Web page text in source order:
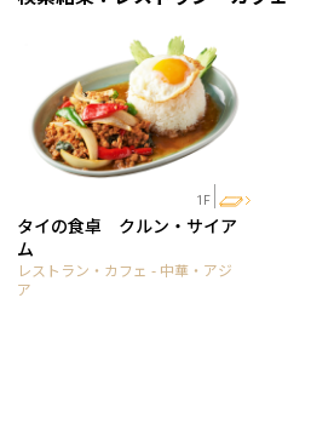
1F
タイの食卓 クルン・サイア
ム
レストラン・カフェ - 中華・アジ
ア